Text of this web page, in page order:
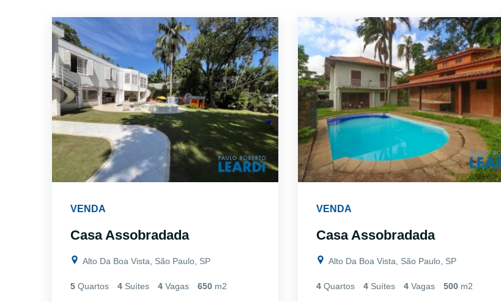
VENDA
Casa Assobradada
Alto Da Boa Vista, São Paulo, SP
5 Quartos 4 Suítes 4 Vagas 650 m2
VENDA
Casa Assobradada
Alto Da Boa Vista, São Paulo, SP
4 Quartos 4 Suítes 4 Vagas 500 m2